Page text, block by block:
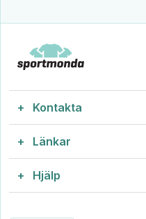
Kontakta
Vi svarar snabbt.
Engager 2-4, 2605
Länkar
Matchtröjor
Hjälp